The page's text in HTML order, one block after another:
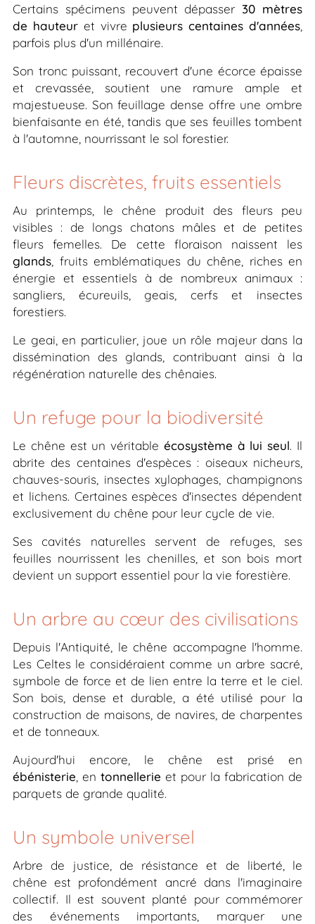
Certains spécimens peuvent dépasser30 mètres
de hauteuret vivre plusieurs centaines d'années
parfois plus d'un millénaire.
Son tronc puissant, recouvert d'une écorce épaisse
et crevassée, soutient une ramure ample et
majestueuse. Son feuillage dense offre une ombre
bienfaisante en été, tandis que ses feuilles tombent
à l'automne, nourrissant le sol forestier.
Fleurs discrètes, fruits essentiels
Au printemps, le chêne produit des fleurs peu
visibles : de longs chatons mâles et de petites
fleurs femelles. De cette floraison naissent les
glands , fruits emblématiques du chêne, riches en
énergie et essentiels à de nombreux animaux :
sangliers, écureuils, geais, cerfs et insectes
forestiers.
Le geai, en particulier, joue un rôle majeur dans la
dissémination des glands, contribuant ainsi à la
régénération naturelle des chênaies.
Un refuge pour la biodiversité
Le chêne est un véritable écosystème à lui seul. Il
abrite des centaines d'espèces : oiseaux nicheurs,
chauves-souris, insectes xylophages, champignons
et lichens. Certaines espèces d'insectes dépendent
exclusivement du chêne pour leur cycle de vie.
Ses cavités naturelles servent de refuges, ses
feuilles nourrissent les chenilles, et son bois mort
devient un support essentiel pour la vie forestière.
Un arbre au cœur des civilisations
Depuis l'Antiquité, le chêne accompagne l'homme.
Les Celtes le considéraient comme un arbre sacré,
symbole de force et de lien entre la terre et le ciel.
Son bois, dense et durable, a été utilisé pour la
construction de maisons, de navires, de charpentes
et de tonneaux.
Aujourd'hui encore, le chêne est prisé en
ébénisterie , en tonnellerie et pour la fabrication de
parquets de grande qualité.
Un symbole universel
Arbre de justice, de résistance et de liberté, le
chêne est profondément ancré dans l'imaginaire
collectif. Il est souvent planté pour commémorer
des événements importants, marquer une